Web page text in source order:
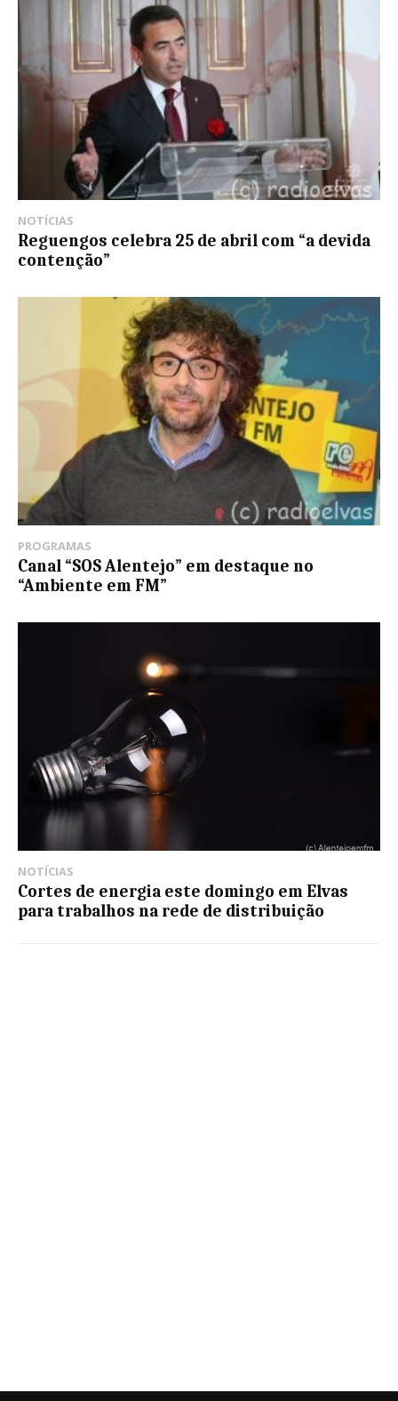
NOTÍCIAS
Reguengos celebra 25 de abril com “a devida
contenção”
PROGRAMAS
Canal “SOS Alentejo” em destaque no
“Ambiente em FM”
NOTÍCIAS
Cortes de energia este domingo em Elvas
para trabalhos na rede de distribuição